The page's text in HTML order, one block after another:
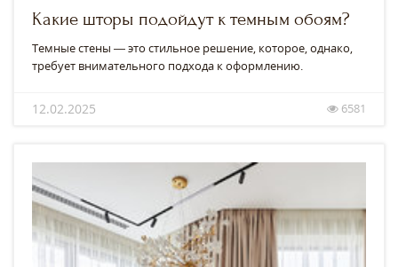
Какие шторы подойдут к темным обоям?
Темные стены — это стильное решение, которое, однако,
требует внимательного подхода к оформлению.
12.02.2025 6581